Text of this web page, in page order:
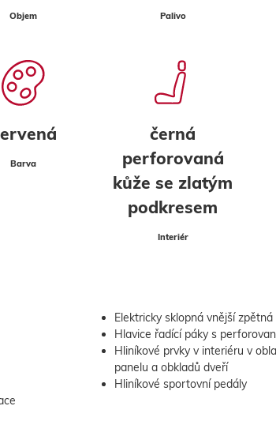
Objem Palivo
Barva
černá
perforovaná
kůže se zlatým
podkresem
Interiér
Elektricky sklopná vnější
Hlavice řadící páky s
Hliníkové prvky v interiéru v
panelu a obkladů dveří
Hliníkové sportovní pedály